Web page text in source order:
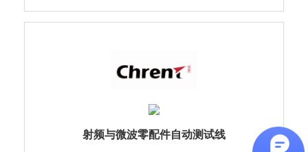
射频与微波零配件自动测试线